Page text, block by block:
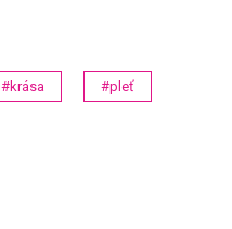
#krása #pleť